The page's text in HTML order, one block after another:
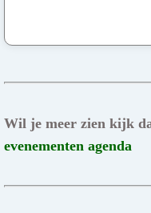
Wil je meer zien kijk
evenementen agenda